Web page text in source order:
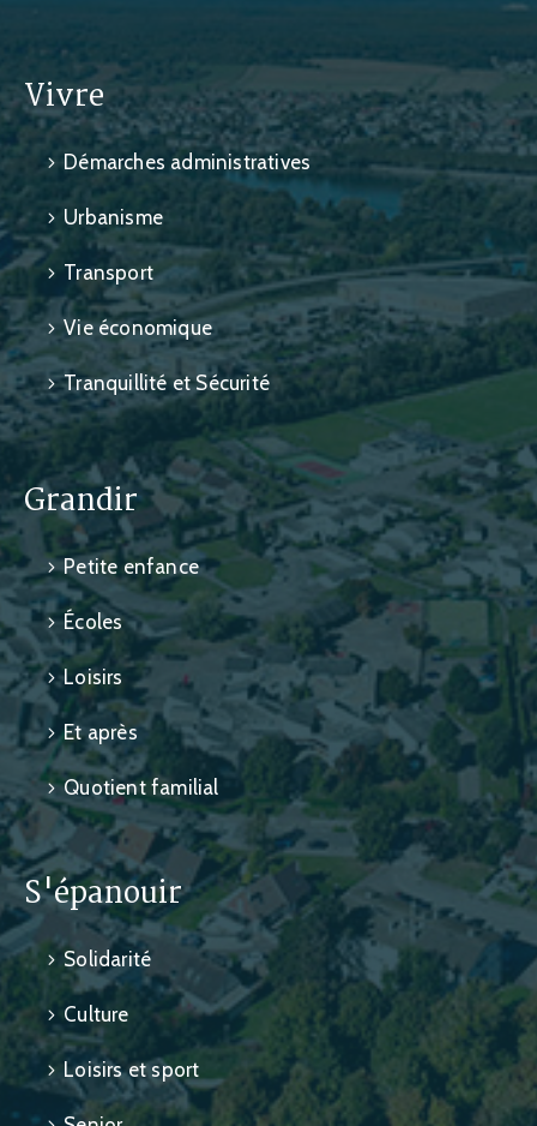
Vivre
Démarches administratives
Urbanisme
Transport
Vie économique
Tranquillité et Sécurité
Grandir
Petite enfance
Écoles
Loisirs
Et après
Quotient familial
S'épanouir
Solidarité
Culture
Loisirs et sport